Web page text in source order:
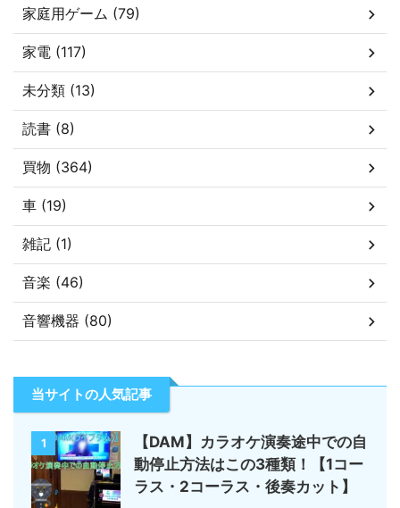
家庭用ゲーム (79)
家電 (117)
未分類 (13)
読書 (8)
買物 (364)
車 (19)
雑記 (1)
音楽 (46)
音響機器 (80)
当サイトの人気記事
1
【DAM】カラオケ演奏途中での自
動停止方法はこの3種類！【1コー
ラス・2コーラス・後奏カット】